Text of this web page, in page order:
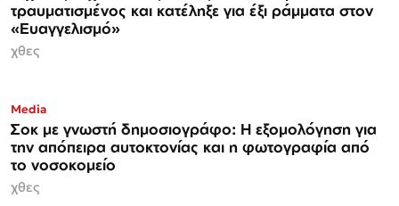
τραυματισμένος και κατέληξε για έξι ράμματα στον
«Ευαγγελισμό»
χθες
Media
Σοκ με γνωστή δημοσιογράφο: Η εξομολόγηση για
την απόπειρα αυτοκτονίας και η φωτογραφία από
το νοσοκομείο
χθες